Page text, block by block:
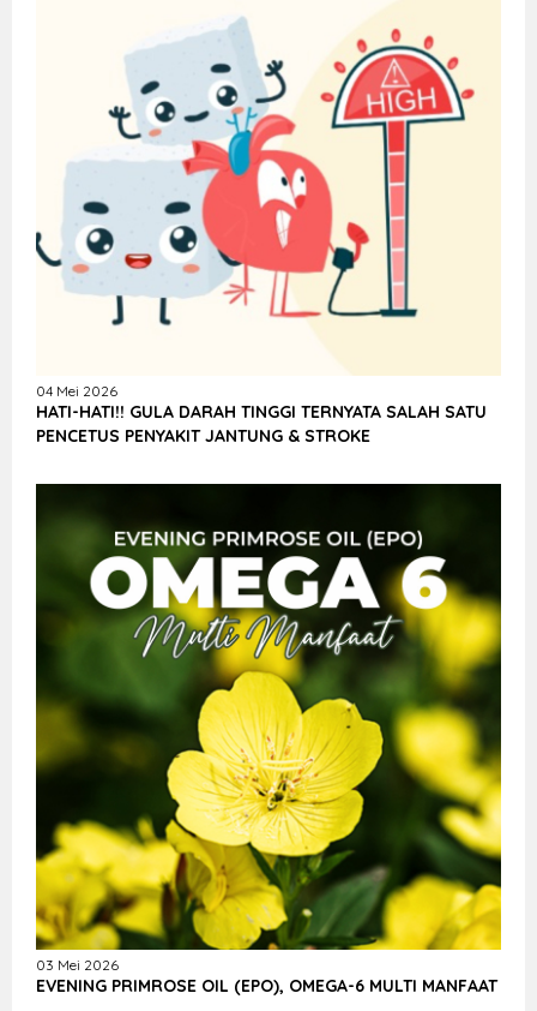
04 Mei 2026
HATI-HATI!! GULA DARAH TINGGI TERNYATA SALAH SATU
PENCETUS PENYAKIT JANTUNG & STROKE
03 Mei 2026
EVENING PRIMROSE OIL (EPO), OMEGA-6 MULTI MANFAAT